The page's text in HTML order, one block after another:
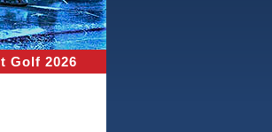
Golf 2026